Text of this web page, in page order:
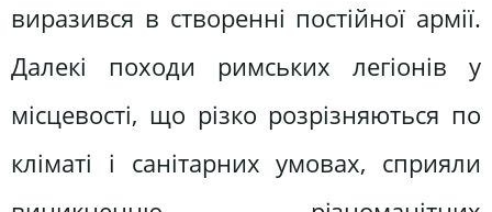
виразився в створенні постійної армії.
Далекі походи римських легіонів у
місцевості, що різко розрізняються по
кліматі і санітарних умовах, сприяли